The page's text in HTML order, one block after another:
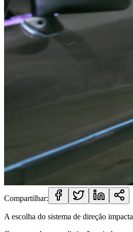
Compartilhar:
A escolha do sistema de direção